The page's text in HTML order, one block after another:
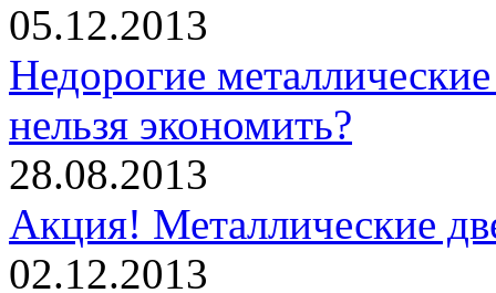
05.12.2013
Недорогие
нельзя экономить?
28.08.2013
Акция! Металлические
02.12.2013